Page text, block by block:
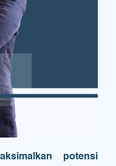
potensi